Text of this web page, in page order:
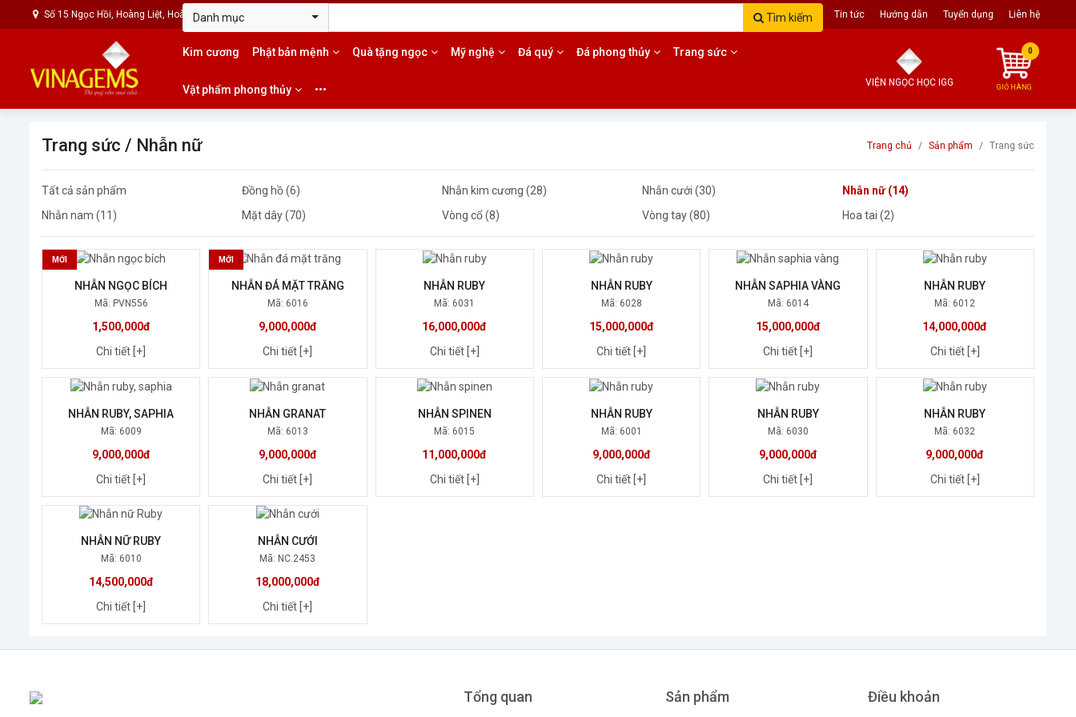
Số 15 Ngọc Hồi, Hoàng Liệt, Hoàng Mai, Hà Nội 0989.72.8888 - 0985.17.5553 Trang chủ Giới thiệu Tin tức Hướng dẫn Tuyển dụng Liên hệ
Danh mục Tìm kiếm
Kim cương Phật bản mệnh Quà tặng ngọc Mỹ nghệ Đá quý Đá phong thủy Trang sức
Vật phẩm phong thủy •••
VIỆN NGỌC HỌC IGG
0
GIỎ HÀNG
Trang sức / Nhẫn nữ Trang chủ Sản phẩm Trang sức
Tất cả sản phẩm Đồng hồ (6) Nhẫn kim cương (28) Nhẫn cưới (30)
Nhẫn nữ (14)
Nhẫn nam (11)
Mặt dây (70) Vòng cổ (8) Vòng tay (80) Hoa tai (2)
MỚI
NHẪN NGỌC BÍCH
Mã: PVN556
1,500,000đ
Chi tiết [+]
MỚI
NHẪN ĐÁ MẶT TRĂNG
Mã: 6016
9,000,000đ
Chi tiết [+]
NHẪN RUBY
Mã: 6031
16,000,000đ
Chi tiết [+]
NHẪN RUBY
Mã: 6028
15,000,000đ
Chi tiết [+]
NHẪN SAPHIA VÀNG
Mã: 6014
15,000,000đ
Chi tiết [+]
NHẪN RUBY
Mã: 6012
14,000,000đ
Chi tiết [+]
NHẪN RUBY, SAPHIA
Mã: 6009
9,000,000đ
Chi tiết [+]
NHẪN GRANAT
Mã: 6013
9,000,000đ
Chi tiết [+]
NHẪN SPINEN
Mã: 6015
11,000,000đ
Chi tiết [+]
NHẪN RUBY
Mã: 6001
9,000,000đ
Chi tiết [+]
NHẪN RUBY
Mã: 6030
9,000,000đ
Chi tiết [+]
NHẪN RUBY
Mã: 6032
9,000,000đ
Chi tiết [+]
NHẪN NỮ RUBY
Mã: 6010
14,500,000đ
Chi tiết [+]
NHẪN CƯỚI
Mã: NC.2453
18,000,000đ
Chi tiết [+]
Tổng quan Sản phẩm Điều khoản